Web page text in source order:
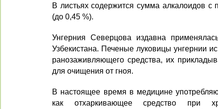
В листьях содержится сумма алка­лоидов с
(до 0,45 %).
Унгерния Северцова издавна
Узбе­кистана. Печеные луковицы унгернии
ранозаживляющего средства, их
для очищения от гноя.
В настоящее время в медицине
как отхаркивающее средство при